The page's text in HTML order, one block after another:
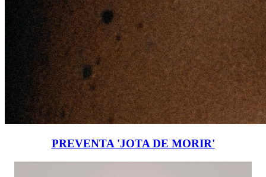
PREVENTA 'JOTA DE MORIR'